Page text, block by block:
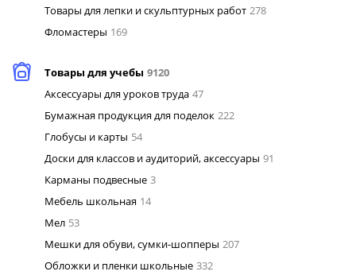
Товары для лепки и скульптурных работ 278
Фломастеры 169
Товары для учебы 9120
Аксессуары для уроков труда 47
Бумажная продукция для поделок 222
Глобусы и карты 54
Доски для классов и аудиторий, аксессуары 91
Карманы подвесные 3
Мебель школьная 14
Мел 53
Мешки для обуви, сумки-шопперы 207
Обложки и пленки школьные 332